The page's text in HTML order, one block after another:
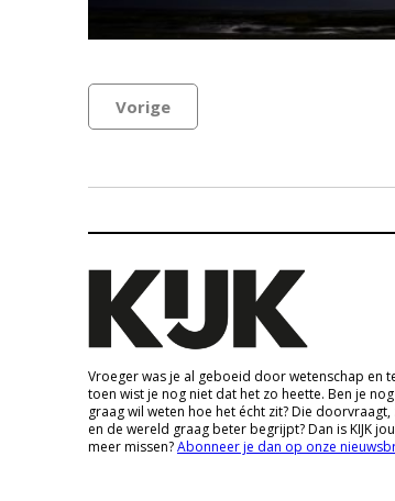
Vorige
Vroeger was je al geboeid door wetenschap en
toen wist je nog niet dat het zo heette. Ben je
graag wil weten hoe het écht zit? Die
en de wereld graag beter begrijpt? Dan is KIJK
meer missen?Abonneer je dan op onze